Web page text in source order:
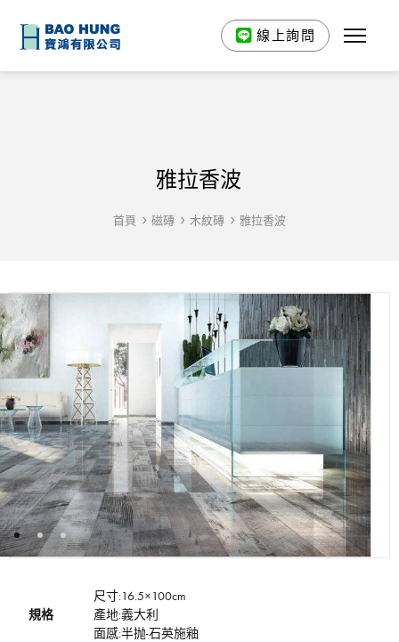
線上詢問
雅拉香波
首頁 磁磚 木紋磚 雅拉香波
規格
尺寸:16.5×100cm
產地:義大利
面感:半抛-石英施釉